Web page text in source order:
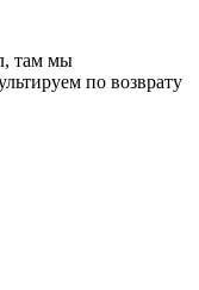
там мы
по возврату